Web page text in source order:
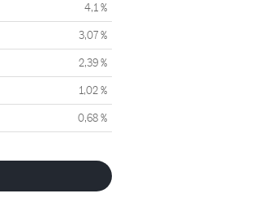
4,1 %
3,07 %
2,39 %
1,02 %
0,68 %